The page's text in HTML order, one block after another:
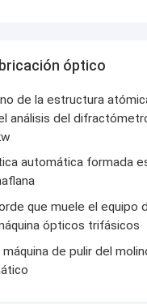
óptico
de la estructura
análisis del
automática formada
que muele el equipo
ópticos trifásicos
de pulir del